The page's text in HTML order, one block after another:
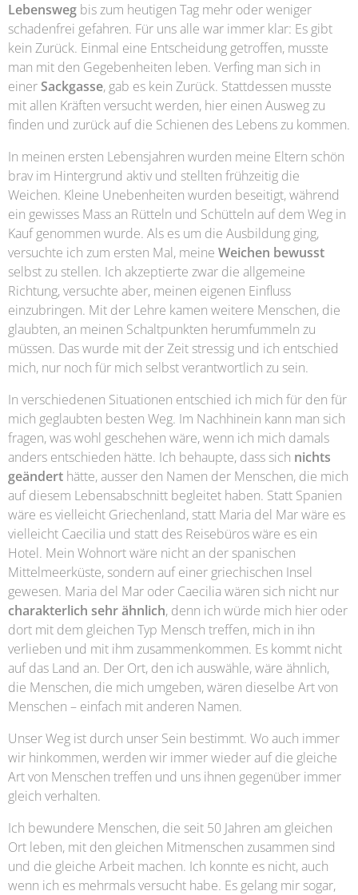
Lebensweg bis zum heutigen Tag mehr oder weniger
schadenfrei gefahren. Für uns alle war immer klar: Es gibt
kein Zurück. Einmal eine Entscheidung getroffen, musste
man mit den Gegebenheiten leben. Verfing man sich in
einerSackgasse, gab es kein Zurück. Stattdessen musste
mit allen Kräften versucht werden, hier einen Ausweg zu
finden und zurück auf die Schienen des Lebens zu kommen.
In meinen ersten Lebensjahren wurden meine Eltern schön
brav im Hintergrund aktiv und stellten frühzeitig die
Weichen. Kleine Unebenheiten wurden beseitigt, während
ein gewisses Mass an Rütteln und Schütteln auf dem Weg in
Kauf genommen wurde. Als es um die Ausbildung ging,
versuchte ich zum ersten Mal, meine Weichen bewusst
selbst zu stellen. Ich akzeptierte zwar die allgemeine
Richtung, versuchte aber, meinen eigenen Einfluss
einzubringen. Mit der Lehre kamen weitere Menschen, die
glaubten, an meinen Schaltpunkten herumfummeln zu
müssen. Das wurde mit der Zeit stressig und ich entschied
mich, nur noch für mich selbst verantwortlich zu sein.
In verschiedenen Situationen entschied ich mich für den für
mich geglaubten besten Weg. Im Nachhinein kann man sich
fragen, was wohl geschehen wäre, wenn ich mich damals
anders entschieden hätte. Ich behaupte, dass sich nichts
geändert hätte, ausser den Namen der Menschen, die mich
auf diesem Lebensabschnitt begleitet haben. Statt Spanien
wäre es vielleicht Griechenland, statt Maria del Mar wäre es
vielleicht Caecilia und statt des Reisebüros wäre es ein
Hotel. Mein Wohnort wäre nicht an der spanischen
Mittelmeerküste, sondern auf einer griechischen Insel
gewesen. Maria del Mar oder Caecilia wären sich nicht nur
charakterlich sehr ähnlich, denn ich würde mich hier oder
dort mit dem gleichen Typ Mensch treffen, mich in ihn
verlieben und mit ihm zusammenkommen. Es kommt nicht
auf das Land an. Der Ort, den ich auswähle, wäre ähnlich,
die Menschen, die mich umgeben, wären dieselbe Art von
Menschen – einfach mit anderen Namen.
Unser Weg ist durch unser Sein bestimmt. Wo auch immer
wir hinkommen, werden wir immer wieder auf die gleiche
Art von Menschen treffen und uns ihnen gegenüber immer
gleich verhalten.
Ich bewundere Menschen, die seit 50 Jahren am gleichen
Ort leben, mit den gleichen Mitmenschen zusammen sind
und die gleiche Arbeit machen. Ich konnte es nicht, auch
wenn ich es mehrmals versucht habe. Es gelang mir sogar,